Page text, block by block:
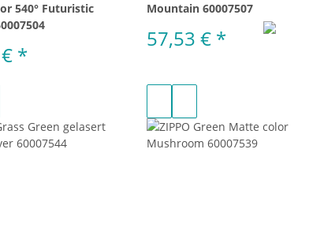
540° Futuristic
*
Mountain 60007507
57,53 € *